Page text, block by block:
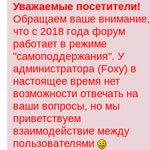
Уважаемые посетители!
Обращаем ваше внимание,
что с 2018 года форум
работает в режиме
"самоподдержания". У
администратора (Foxy) в
настоящее время нет
возможности отвечать на
ваши вопросы, но мы
приветствуем
взаимодействие между
пользователями